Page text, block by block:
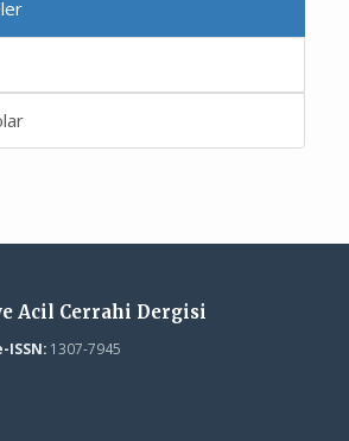
Acil Cerrahi Dergisi
ISSN:1307-7945